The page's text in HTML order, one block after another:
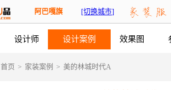
阿巴嘎旗 [切换城市]
设计师 设计案例 效果图
首页 > 家装案例 > 美的林城时代A